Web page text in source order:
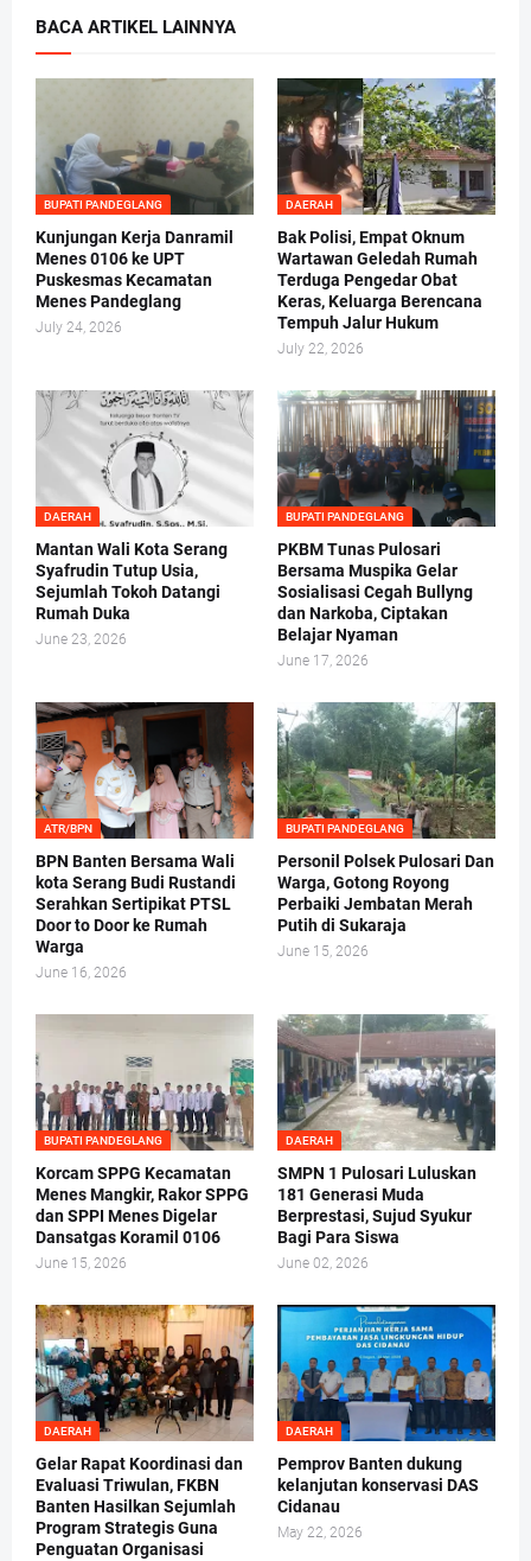
BACA ARTIKEL LAINNYA
BUPATI PANDEGLANG
Kunjungan Kerja Danramil
Menes 0106 ke UPT
Puskesmas Kecamatan
Menes Pandeglang
July 24, 2026
DAERAH
Bak Polisi, Empat Oknum
Wartawan Geledah Rumah
Terduga Pengedar Obat
Keras, Keluarga Berencana
Tempuh Jalur Hukum
July 22, 2026
DAERAH
Mantan Wali Kota Serang
Syafrudin Tutup Usia,
Sejumlah Tokoh Datangi
Rumah Duka
June 23, 2026
BUPATI PANDEGLANG
PKBM Tunas Pulosari
Bersama Muspika Gelar
Sosialisasi Cegah Bullyng
dan Narkoba, Ciptakan
Belajar Nyaman
June 17, 2026
ATR/BPN
BPN Banten Bersama Wali
kota Serang Budi Rustandi
Serahkan Sertipikat PTSL
Door to Door ke Rumah
Warga
June 16, 2026
BUPATI PANDEGLANG
Personil Polsek Pulosari Dan
Warga, Gotong Royong
Perbaiki Jembatan Merah
Putih di Sukaraja
June 15, 2026
BUPATI PANDEGLANG
Korcam SPPG Kecamatan
Menes Mangkir, Rakor SPPG
dan SPPI Menes Digelar
Dansatgas Koramil 0106
June 15, 2026
DAERAH
SMPN 1 Pulosari Luluskan
181 Generasi Muda
Berprestasi, Sujud Syukur
Bagi Para Siswa
June 02, 2026
DAERAH
Gelar Rapat Koordinasi dan
Evaluasi Triwulan, FKBN
Banten Hasilkan Sejumlah
Program Strategis Guna
Penguatan Organisasi
DAERAH
Pemprov Banten dukung
kelanjutan konservasi DAS
Cidanau
May 22, 2026